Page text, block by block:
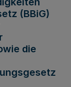
(BBiG)
die